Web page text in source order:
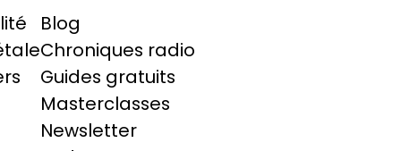
Blog
Chroniques radio
Guides gratuits
Masterclasses
Newsletter